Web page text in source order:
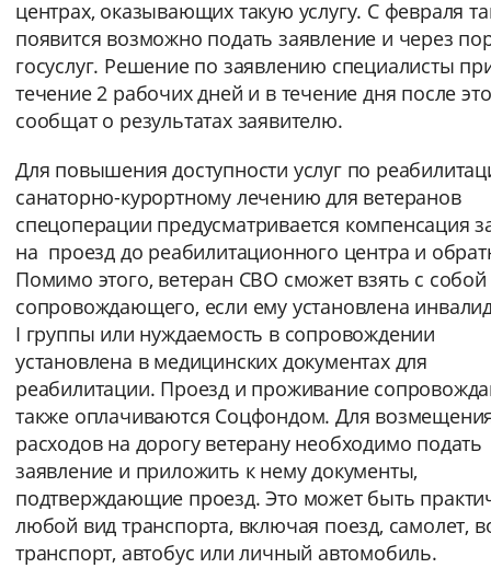
центрах, оказывающих такую услугу. С февраля
появится возможно подать заявление и через
госуслуг. Решение по заявлению специалисты
течение 2 рабочих дней и в течение дня после
сообщат о результатах заявителю.
Для повышения доступности услуг по
санаторно-курортному лечению для ветеранов
спецоперации предусматривается компенсация
на проезд до реабилитационного центра и
Помимо этого, ветеран СВО сможет взять с собой
сопровождающего, если ему установлена
I группы или нуждаемость в сопровождении
установлена в медицинских документах для
реабилитации. Проезд и проживание
также оплачиваются Соцфондом. Для
расходов на дорогу ветерану необходимо подать
заявление и приложить к нему документы,
подтверждающие проезд. Это может быть
любой вид транспорта, включая поезд, самолет,
транспорт, автобус или личный автомобиль.